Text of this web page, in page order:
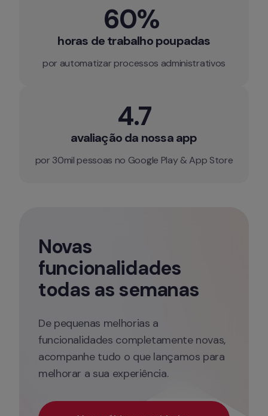
60%
horas de trabalho poupadas
por automatizar processos administrativos
4.7
avaliação da nossa app
por 30mil pessoas no Google Play & App Store
Novas
funcionalidades
todas as semanas
De pequenas melhorias a
funcionalidades completamente novas,
acompanhe tudo o que lançamos para
melhorar a sua experiência.